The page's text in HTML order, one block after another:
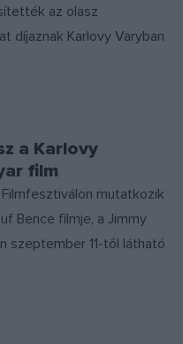
az olasz
díjaznak Karlovy Varyban
a Karlovy
film
mutatkozik
Bence filmje, a Jimmy
szeptember 11-től látható